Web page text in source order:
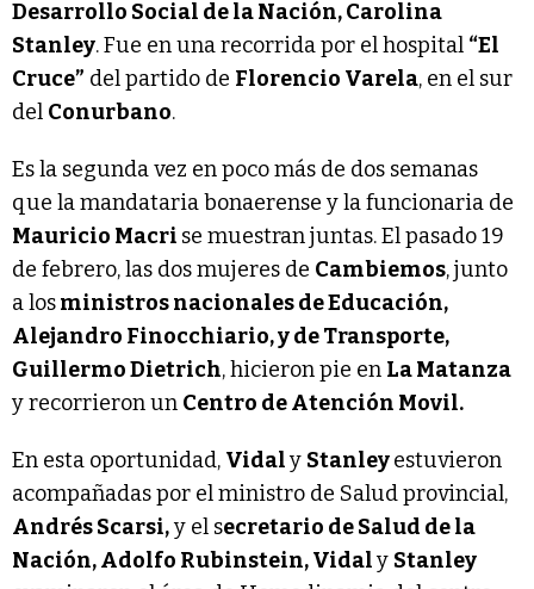
Desarrollo Social de la Nación, Carolina
Stanley. Fue en una recorrida por el hospital “El
Cruce” del partido de Florencio Varela, en el sur
del Conurbano.
Es la segunda vez en poco más de dos semanas
que la mandataria bonaerense y la funcionaria de
Mauricio Macri se muestran juntas. El pasado 19
de febrero, las dos mujeres de Cambiemos, junto
a losministros nacionales de Educación,
Alejandro Finocchiario, y de Transporte,
Guillermo Dietrich, hicieron pie en La Matanza
y recorrieron un Centro de Atención Movil.
En esta oportunidad, Vidaly Stanleyestuvieron
acompañadas por el ministro de Salud provincial,
Andrés Scarsi,y el secretario de Salud de la
Nación, Adolfo Rubinstein, Vidaly Stanley